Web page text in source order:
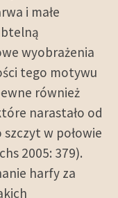
i małe
wyobrażenia
tego motywu
również
narastało od
szczyt w połowie
2005: 379).
harfy za